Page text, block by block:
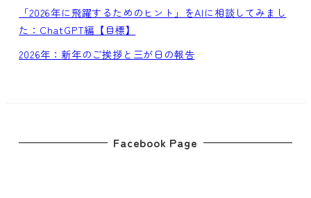
「2026年に飛躍するためのヒント」をAIに相談してみまし
た：ChatGPT編【目標】
2026年：新年のご挨拶と三が日の報告
Facebook Page